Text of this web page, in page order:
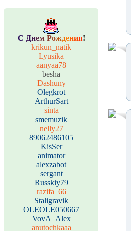
С Днем Рождения!
krikun_natik
Lyusika
aanyaa78
besha
Dashuny
Olegkrot
ArthurSart
sinta
smemuzik
nelly27
89062486105
KisSer
animator
alexzabot
sergant
Russkiy79
razifa_66
Staligravik
OLEOLE050667
VovA_Alex
anutochkaaa